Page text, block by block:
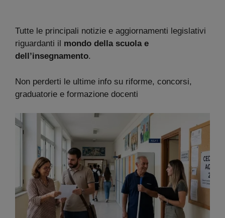
Tutte le principali notizie e aggiornamenti legislativi
riguardanti il mondo della scuola e
dell’insegnamento.
Non perderti le ultime info su riforme, concorsi,
graduatorie e formazione docenti